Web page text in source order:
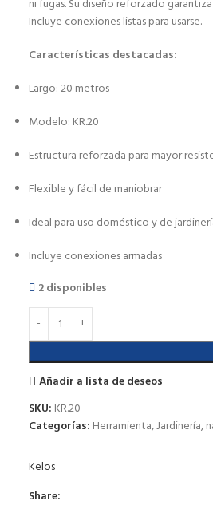
ni fugas. Su diseño reforzado
Incluye conexiones listas para usarse.
Características destacadas:
Largo: 20 metros
Modelo: KR.20
Estructura reforzada para mayor
Flexible y fácil de maniobrar
Ideal para uso doméstico y de
Incluye conexiones armadas
2 disponibles
Añadir a lista de deseos
SKU: KR.20
Categorías: Herramienta,Jardinería,
Kelos
Share: